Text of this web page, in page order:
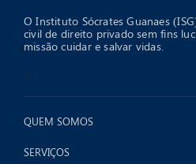
O Instituto Sócrates Guanaes
civil de direito privado sem fins
missão cuidar e salvar vidas.
>
QUEM SOMOS
SERVIÇOS